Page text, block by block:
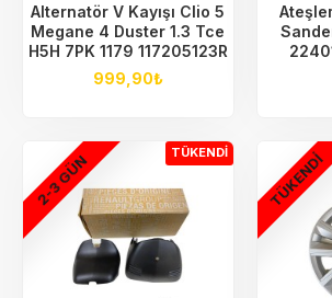
Alternatör V Kayışı Clio 5
Megane 4 Duster 1.3 Tce
H5H 7PK 1179 117205123R
999,90₺
TÜKENDI
2-3 GÜN TÜKENDI